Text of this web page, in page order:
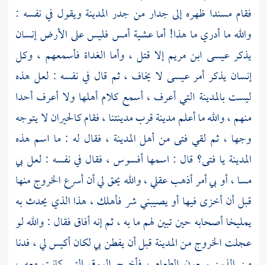
فقام مسندا ظهره إلى جدار من جدر المدينة ويقول في نفسه :
والله ما أدري ما هذا! أما عشية أمس فليس على الأرض إنسان
يذكرعيسى ابن مريمإلا قتل ، وأما الغداة فأسمعهم ، وكل
إنسان يذكر أمرعيسى لا يخاف ، ثم قال في نفسه : لعل هذه
ليست بالمدينة التي أعرف ، أسمع كلام أهلها ولا أعرف أحدا
منهم ، والله ما أعلم مدينة قرب مدينتنا ، فقام كالحيران لا يتوجه
وجها ، ثم لقي فتى من أهل المدينة ، فقال له : ما اسم هذه
المدينة يا فتى؟ قال : اسمهاأفسوس ، فقال في نفسه : لعل بي
مسا ، أو بي أمر أذهب عقلي ، والله يحق لي أن أسرع الخروج منها
قبل أن أخزى فيها أو يصيبني شر فأهلك ، هذا الذي يحدث به
يمليخاأصحابه حين تبين لهم ما به ، ثم إنه أفاق فقال : والله لو
عجلت الخروج من المدينة قبل أن يفطن بي لكان أكيس لي ، فدنا